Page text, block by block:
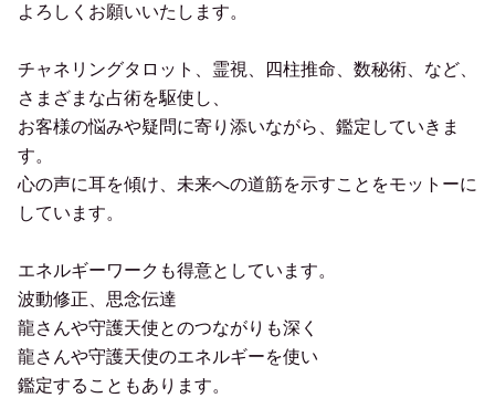
よろしくお願いいたします。
チャネリングタロット、霊視、四柱推命、数秘術、など、
さまざまな占術を駆使し、
お客様の悩みや疑問に寄り添いながら、鑑定していきま
す。
心の声に耳を傾け、未来への道筋を示すことをモットーに
しています。
エネルギーワークも得意としています。
波動修正、思念伝達
龍さんや守護天使とのつながりも深く
龍さんや守護天使のエネルギーを使い
鑑定することもあります。